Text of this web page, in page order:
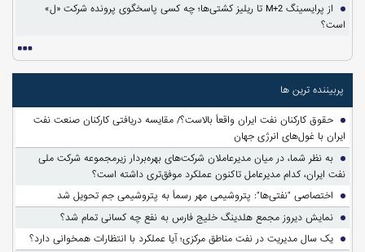
از پرایسینگ M+2 تا ریلیز کشتی‌ها؛ چه کسی پاسخگوی پرونده شرکت «ل»
است؟
پربیننده ترین ها
حقوق کارکنان نفت ایران واقعاً بالاست؟/ مقایسه دریافتی کارکنان صنعت نفت
ایران با غول‌های انرژی جهان
به نظر شما، در میان مدیرعاملان شرکت‌های بهره‌بردار زیرمجموعه شرکت ملی
نفت ایران، کدام مدیرعامل تاکنون عملکرد موفق‌تری داشته است؟
اختصاصی "نفتی‌ها": پتروشیمی مهر رسماً به پتروشیمی جم تحویل شد
نمایش دیروز مجمع هلدینگ خلیج فارس به نفع چه کسانی تمام شد؟
یک سال مدیریت در نفت مناطق مرکزی؛ آیا عملکرد با انتظارات همخوانی دارد؟